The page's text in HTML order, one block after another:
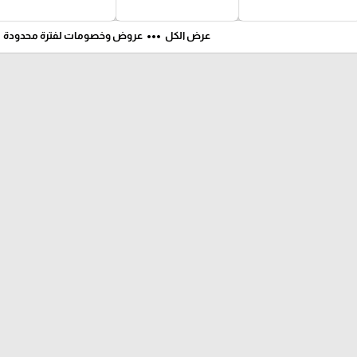
عرض الكل more_horiz عروض وخصومات لفترة محدودة